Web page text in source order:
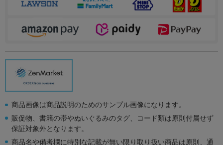
商品画像は商品説明のためのサンプル画像になります。
販促物、書籍の帯やぬいぐるみのタグ、コード類は原則付属せず
保証対象外となります。
商品名や備考欄に特別な記載が無い限り取り扱い商品は原則、通